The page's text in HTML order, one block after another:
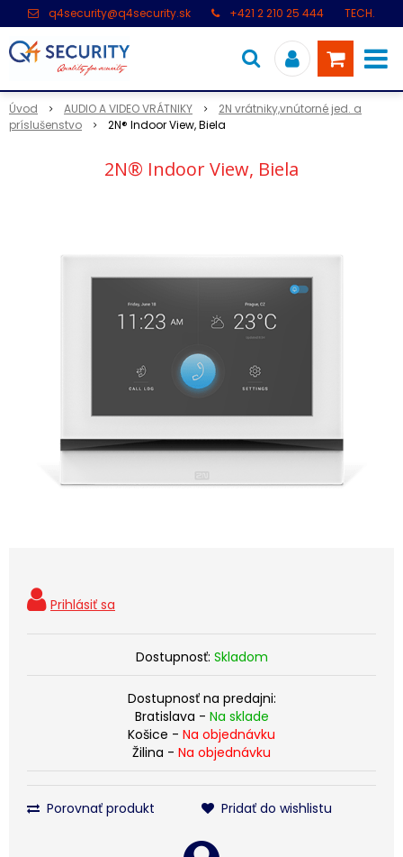
q4security@q4security.sk +421 2 210 25 444
TECH.
Úvod AUDIO A VIDEO VRÁTNIKY
2N vrátniky,vnútorné jed. a
príslušenstvo
2N® Indoor View, Biela
2N® Indoor View, Biela
Dostupnosť: Skladom
Dostupnosť na predajni:
Bratislava - Na sklade
Košice - Na objednávku
Žilina - Na objednávku
Porovnať produkt Pridať do wishlistu